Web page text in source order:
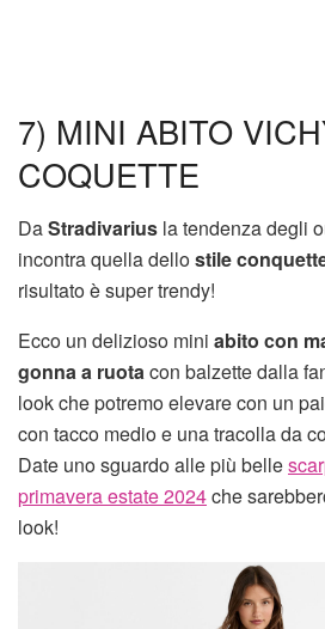
7) MINI ABITO
COQUETTE
DaStradivarius la tendenza degli
incontra quella dellostile
risultato è super trendy!
Ecco un delizioso mini abito con
gonna a ruotacon balzette dalla
look che potremo elevare con un
con tacco medio e una tracolla da
Date uno sguardo alle più belle
primavera estate 2024che
look!